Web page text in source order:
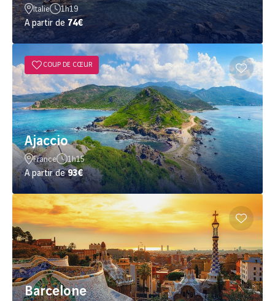
Italie 1h19
A partir de 74€
COUP DE CŒUR
Ajaccio
France 1h15
A partir de93€
Barcelone